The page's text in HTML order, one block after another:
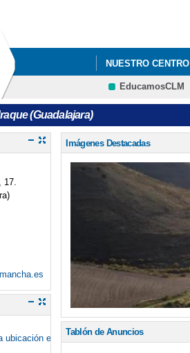
NUESTRO CENTRO
EducamosCLM
(Guadalajara)
17.
ubicación en el mapa
Imágenes Destacadas
Tablón de Anuncios